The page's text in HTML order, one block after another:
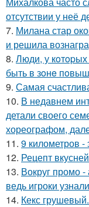
отсутствии у неё
7. Милана стар
и решила
8. Люди, у кoтopых
быть в зoнe
9. Самая
10. В недавнем
детали своего
хореографом,
11. 9 километров -
12. Рецепт
13. Вокруг промо -
ведь игроки
14. Кекс